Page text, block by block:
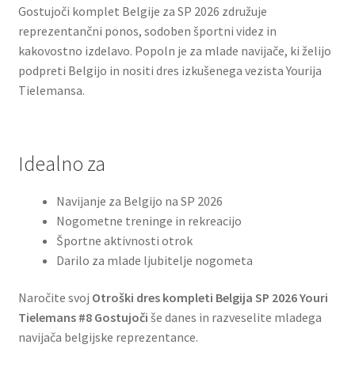
Gostujoči komplet Belgije za SP 2026 združuje
reprezentančni ponos, sodoben športni videz in
kakovostno izdelavo. Popoln je za mlade navijače, ki želijo
podpreti Belgijo in nositi dres izkušenega vezista Yourija
Tielemansa.
Idealno za
Navijanje za Belgijo na SP 2026
Nogometne treninge in rekreacijo
Športne aktivnosti otrok
Darilo za mlade ljubitelje nogometa
Naročite svoj Otroški dres kompleti Belgija SP 2026 Youri
Tielemans #8 Gostujoči še danes in razveselite mladega
navijača belgijske reprezentance.